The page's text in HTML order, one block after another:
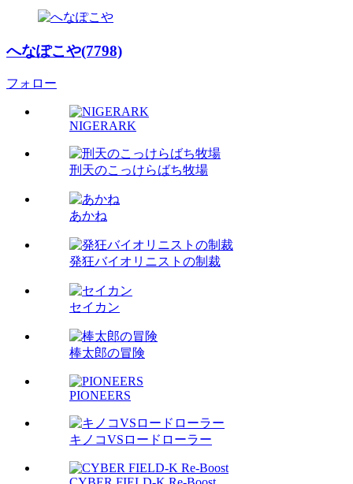
へなぽこや(7798)
フォロー
NIGERARK
刑天のこっけらばち牧場
あかね
発狂バイオリニストの制裁
セイカン
棒太郎の冒険
PIONEERS
キノコVSロードローラー